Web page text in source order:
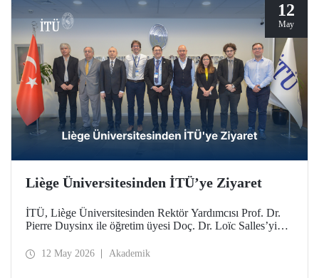
12
May
Liège Üniversitesinden İTÜ’ye Ziyaret
İTÜ, Liège Üniversitesinden Rektör Yardımcısı Prof. Dr.
Pierre Duysinx ile öğretim üyesi Doç. Dr. Loïc Salles’yi
Ekonomik Misyon kapsamında gerçekleşti.
12 May 2026 Akademik